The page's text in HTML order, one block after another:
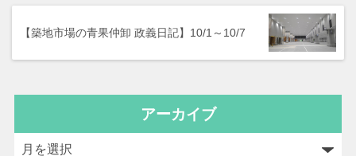
【築地市場の青果仲卸 政義日記】10/1～10/7
アーカイブ